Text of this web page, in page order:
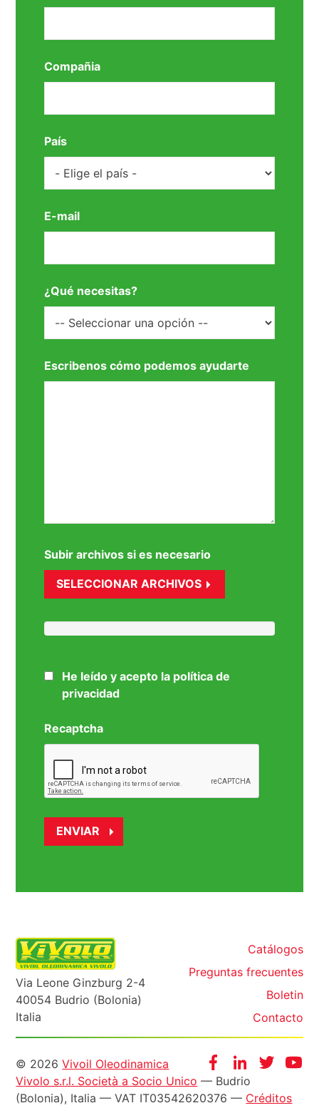
Compañia
País
E-mail
¿Qué necesitas?
Escribenos cómo podemos ayudarte
Subir archivos si es necesario
SELECCIONAR ARCHIVOS
He leído y acepto la política de
privacidad
Recaptcha
Via Leone Ginzburg 2-4
40054 Budrio (Bolonia)
Italia
Catálogos
Preguntas frecuentes
Boletin
Contacto
FacebookInstagram
Twitter
Informazioni
legali
© 2026Vivoil Oleodinamica
Vivolo s.r.l. Società a Socio Unico — Budrio
(Bolonia), Italia — VAT IT03542620376 — Créditos